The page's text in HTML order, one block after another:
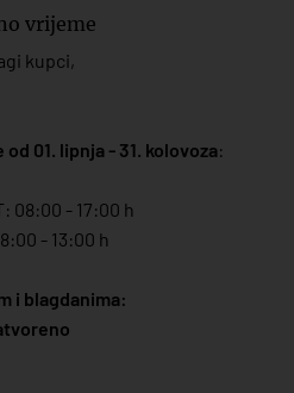
vrijeme
kupci,
01. lipnja - 31. kolovoza:
08:00 - 17:00 h
- 13:00 h
i blagdanima: